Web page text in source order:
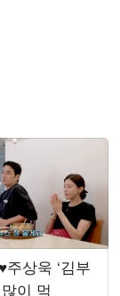
상욱 ‘김부
이 먹